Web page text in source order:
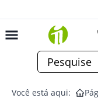
Você está aqui: